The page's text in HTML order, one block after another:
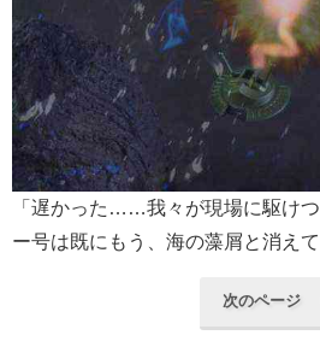
「遅かった……我々が現場に駆け
ー号は既にもう、海の藻屑と消えて
次のページ